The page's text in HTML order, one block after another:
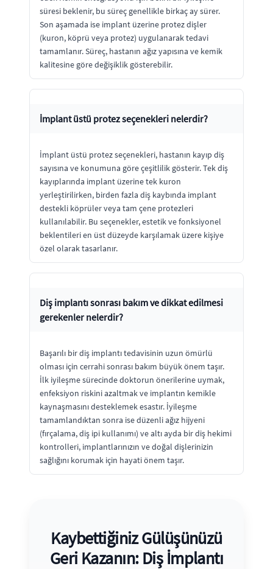
süresi beklenir, bu süreç genellikle birkaç ay sürer.
Son aşamada ise implant üzerine protez dişler
(kuron, köprü veya protez) uygulanarak tedavi
tamamlanır. Süreç, hastanın ağız yapısına ve kemik
kalitesine göre değişiklik gösterebilir.
İmplant üstü protez seçenekleri nelerdir?
İmplant üstü protez seçenekleri, hastanın kayıp diş
sayısına ve konumuna göre çeşitlilik gösterir. Tek diş
kayıplarında implant üzerine tek kuron
yerleştirilirken, birden fazla diş kaybında implant
destekli köprüler veya tam çene protezleri
kullanılabilir. Bu seçenekler, estetik ve fonksiyonel
beklentileri en üst düzeyde karşılamak üzere kişiye
özel olarak tasarlanır.
Diş implantı sonrası bakım ve dikkat edilmesi
gerekenler nelerdir?
Başarılı bir diş implantı tedavisinin uzun ömürlü
olması için cerrahi sonrası bakım büyük önem taşır.
İlk iyileşme sürecinde doktorun önerilerine uymak,
enfeksiyon riskini azaltmak ve implantın kemikle
kaynaşmasını desteklemek esastır. İyileşme
tamamlandıktan sonra ise düzenli ağız hijyeni
(fırçalama, diş ipi kullanımı) ve altı ayda bir diş hekimi
kontrolleri, implantlarınızın ve doğal dişlerinizin
sağlığını korumak için hayati önem taşır.
Kaybettiğiniz Gülüşünüzü
Geri Kazanın: Diş İmplantı